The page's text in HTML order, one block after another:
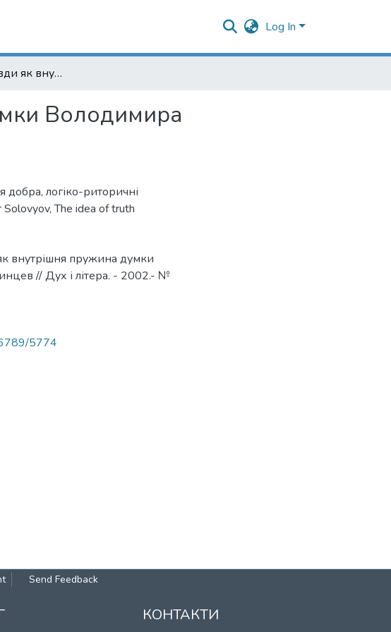
Log In
Онтологія правди як внутрішня пружина думки Володимира Соловйова.
Володимира
добра, логіко-риторичні
Solovyov,The idea of ​​truth
внутрішня пружина думки
// Дух і літера. - 2002.- №
5774
Send Feedback
КОНТАКТИ